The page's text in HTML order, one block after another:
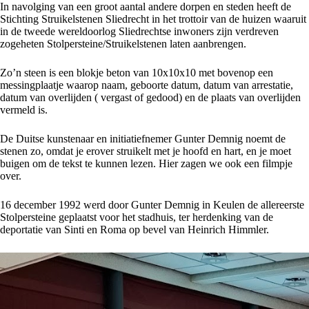
In navolging van een groot aantal andere dorpen en steden heeft de
Stichting Struikelstenen Sliedrecht in het trottoir van de huizen waaruit
in de tweede wereldoorlog Sliedrechtse inwoners zijn verdreven
zogeheten Stolpersteine/Struikelstenen laten aanbrengen.
Zo’n steen is een blokje beton van 10x10x10 met bovenop een
messingplaatje waarop naam, geboorte datum, datum van arrestatie,
datum van overlijden ( vergast of gedood) en de plaats van overlijden
vermeld is.
De Duitse kunstenaar en initiatiefnemer Gunter Demnig noemt de
stenen zo, omdat je erover struikelt met je hoofd en hart, en je moet
buigen om de tekst te kunnen lezen. Hier zagen we ook een filmpje
over.
16 december 1992 werd door Gunter Demnig in Keulen de allereerste
Stolpersteine geplaatst voor het stadhuis, ter herdenking van de
deportatie van Sinti en Roma op bevel van Heinrich Himmler.